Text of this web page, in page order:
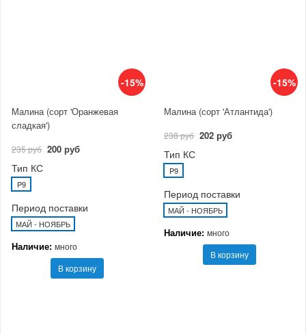
-15%
Малина (сорт 'Оранжевая
сладкая')
235 руб 200 руб
Тип КС
P9
Период поставки
МАЙ - НОЯБРЬ
Наличие: много
В корзину
-15%
Малина (сорт 'Атлантида')
238 руб 202 руб
Тип КС
P9
Период поставки
МАЙ - НОЯБРЬ
Наличие: много
В корзину